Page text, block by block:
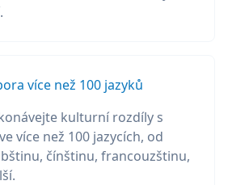
více než 100 jazyků
kulturní rozdíly s
více než 100 jazycích, od
čínštinu, francouzštinu,